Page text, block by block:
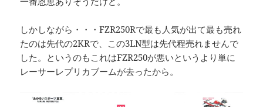
しかしながら・・・FZR250Rで最も人気が出て最も売れ
たのは先代の2KRで、この3LN型は先代程売れませんで
した。というのもこれはFZR250が悪いというより単に
レーサーレプリカブームが去ったから。